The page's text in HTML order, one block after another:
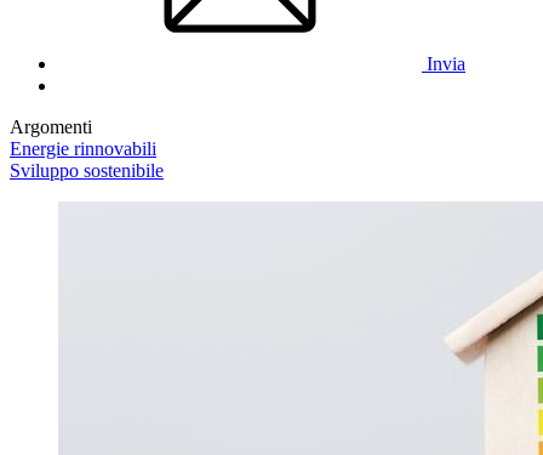
Invia
Argomenti
Energie rinnovabili
Sviluppo sostenibile